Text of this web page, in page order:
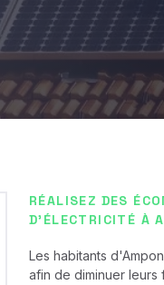
RÉALISEZ DES
D'ÉLECTRICITÉ À
Les habitants
afin de diminuer leurs